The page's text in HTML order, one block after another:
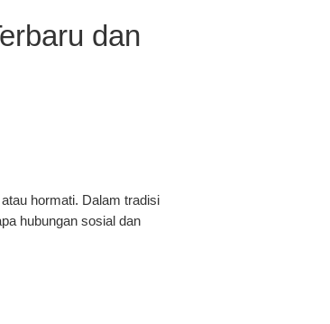
dan
hormati. Dalam tradisi
hubungan sosial dan